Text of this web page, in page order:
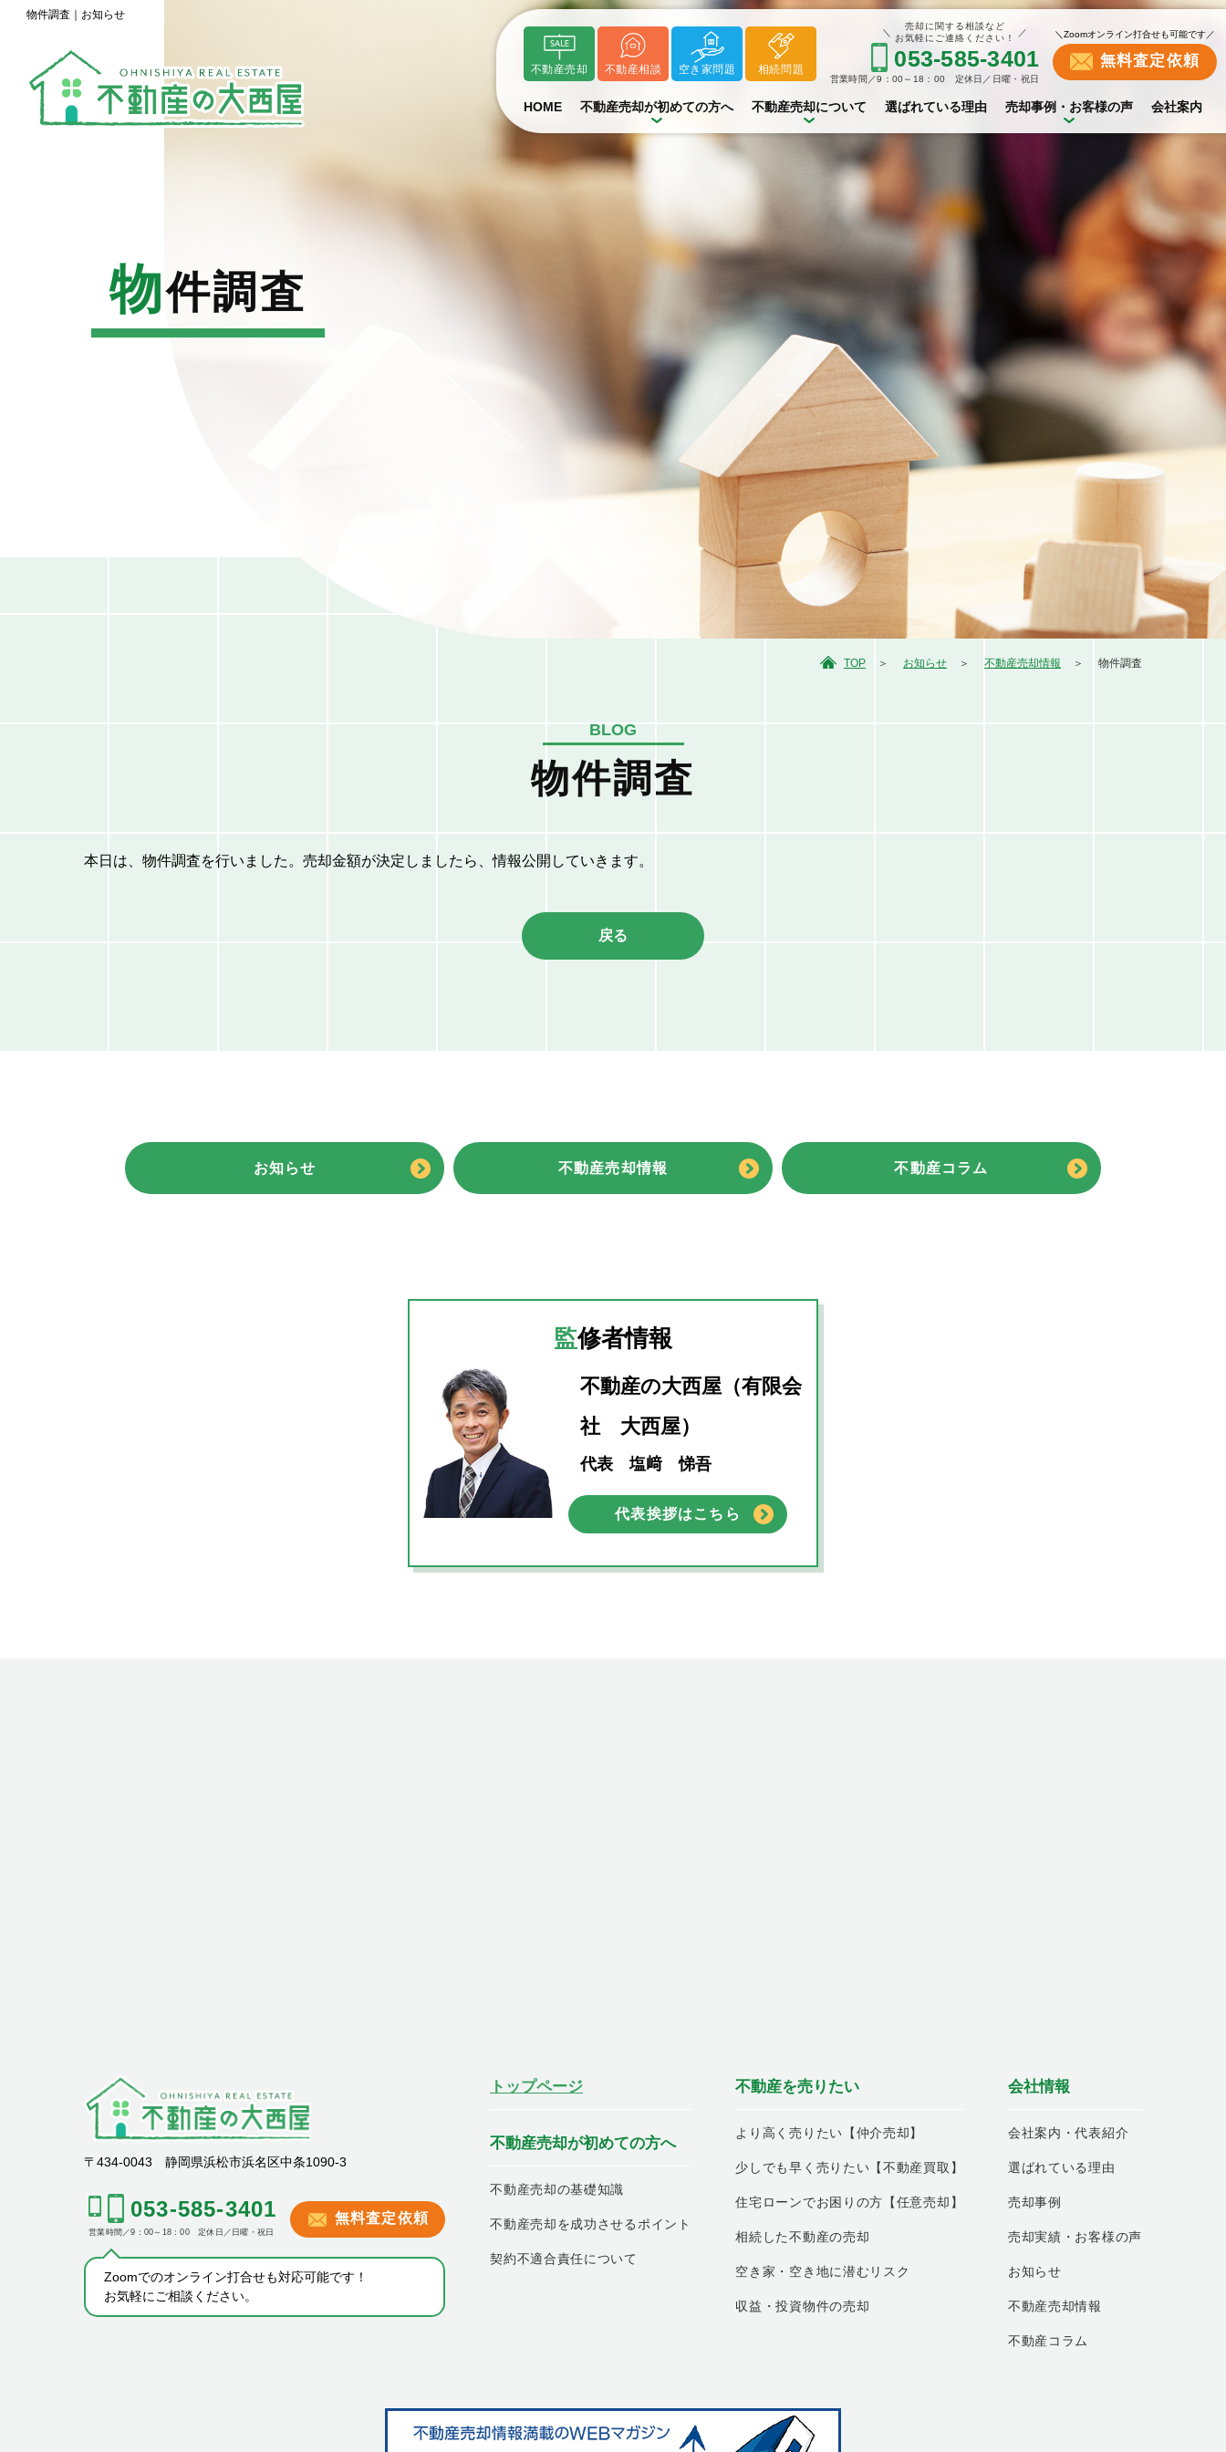
物件調査｜お知らせ
不動産売却 不動産相談 空き家問題 相続問題
＼
売却に関する相談など
お気軽にご連絡ください！
／
053-585-3401
営業時間／9：00～18：00 定休日／日曜・祝日
＼Zoomオンライン打合せも可能です／
無料査定依頼
HOME 不動産売却が初めての方へ 不動産売却について 選ばれている理由 売却事例・お客様の声 会社案内
物件調査
TOP お知らせ 不動産売却情報 物件調査
BLOG
物件調査
本日は、物件調査を行いました。売却金額が決定しましたら、情報公開していきます。
戻る
お知らせ 不動産売却情報 不動産コラム
監修者情報
不動産の大西屋（有限会
社 大西屋）
代表 塩﨑 悌吾
代表挨拶はこちら
〒434-0043 静岡県浜松市浜名区中条1090-3
053-585-3401
営業時間／9：00～18：00 定休日／日曜・祝日
無料査定依頼
Zoomでのオンライン打合せも対応可能です！
お気軽にご相談ください。
トップページ
不動産売却が初めての方へ
不動産売却の基礎知識
不動産売却を成功させるポイント
契約不適合責任について
不動産を売りたい
より高く売りたい【仲介売却】
少しでも早く売りたい【不動産買取】
住宅ローンでお困りの方【任意売却】
相続した不動産の売却
空き家・空き地に潜むリスク
収益・投資物件の売却
会社情報
会社案内・代表紹介
選ばれている理由
売却事例
売却実績・お客様の声
お知らせ
不動産売却情報
不動産コラム